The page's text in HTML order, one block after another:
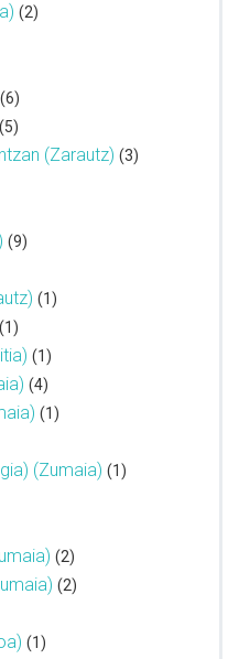
(2)
(6)
(5)
(Zarautz) (3)
(9)
(1)
(1)
(1)
(4)
(1)
(Zumaia) (1)
(2)
(2)
(1)